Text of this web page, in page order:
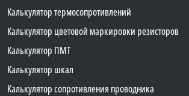
Калькулятор термосопротивлений
Калькулятор цветовой маркировки резисторов
Калькулятор ПМТ
Калькулятор шкал
Калькулятор сопротивления проводника